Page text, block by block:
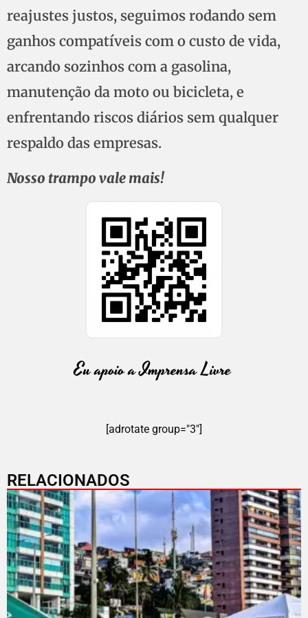
reajustes justos, seguimos rodando sem
ganhos compatíveis com o custo de vida,
arcando sozinhos com a gasolina,
manutenção da moto ou bicicleta, e
enfrentando riscos diários sem qualquer
respaldo das empresas.
Nosso trampo vale mais!
[adrotate group="3"]
RELACIONADOS